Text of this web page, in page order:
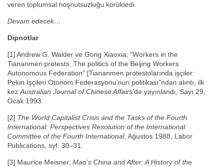
veren toplumsal hoşnutsuzluğu körükledi.
Devam edecek…
Dipnotlar
[1] Andrew G. Walder ve Gong Xiaoxia, “Workers in the
Tiananmen protests: The politics of the Beijing Workers
Autonomous Federation” [Tiananmen protestolarında işçiler:
Pekin İşçileri Otonom Federasyonu’nun politikası”ndan alıntı, ilk
kezAustralian Journal of Chinese Affairs’de yayınlandı, Sayı 29,
Ocak 1993.
[2] The World Capitalist Crisis and the Tasks of the Fourth
International: Perspectives Resolution of the International
Committee of the Fourth International, Ağustos 1988, Labor
Publications, syf. 30–31.
[3] Maurice Meisner, Mao’s China and After: A History of the